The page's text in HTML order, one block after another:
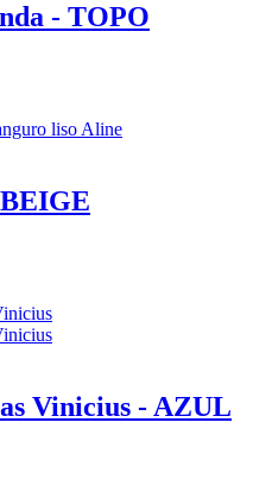
- TOPO
Vinicius - AZUL